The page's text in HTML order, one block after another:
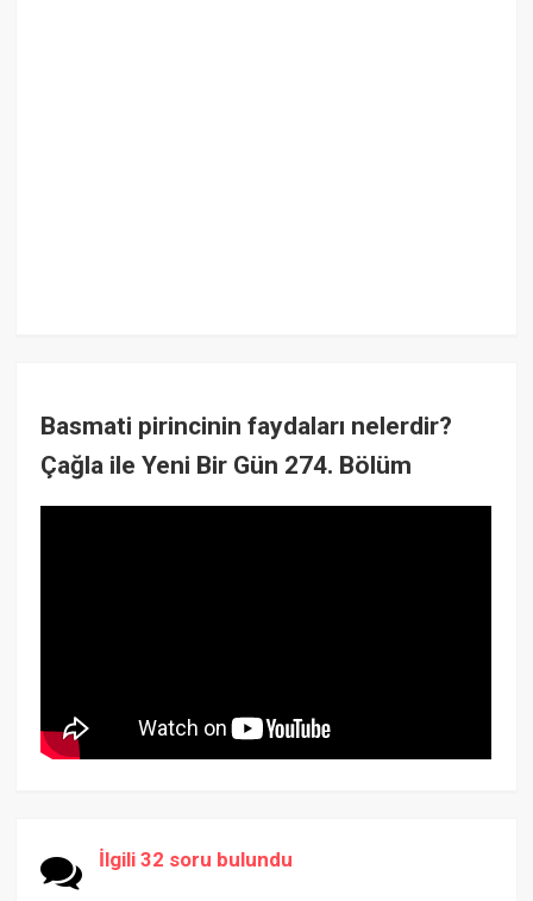
Basmati pirincinin faydaları nelerdir?
Çağla ile Yeni Bir Gün 274. Bölüm
İlgili 32 soru bulundu